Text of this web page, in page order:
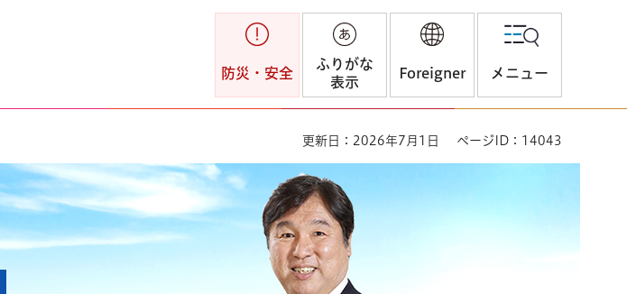
防災・安全
ふりがな
表示
Foreigner メニュー
更新日：2026年7月1日 ページID：14043
安心して自分らしく暮らせるまち～